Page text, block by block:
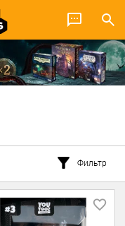
Фильтр